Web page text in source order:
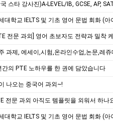
스타 강사진)A-LEVEL/IB, GCSE, AP, SAT, GPA 전 교과 수업, 명
대학교 IELTS 및 기초 영어 문법 회화 (아
전문 과외] 영어 초보자도 전략과 밀착 케어
과제, 에세이,시험,온라인수업,논문,레
간의 PTE 노하우를 한 권에 담았습니다
나오는 중국어 과외~!
전문 과외 아직도 템플릿을 외워서 하나요? (최
대학교 IELTS 및 기초 영어 문법 회화 (아